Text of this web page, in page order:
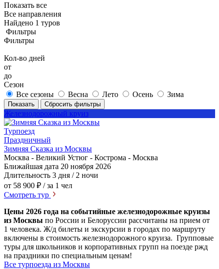
Показать все
Все направления
Найдено 1 туров
Фильтры
Фильтры
Кол-во дней
от
до
Сезон
Все сезоны
Весна Лето Осень Зима
Показать Сбросить фильтры
Железнодорожный круиз
Турпоезд
Праздничный
Зимняя Сказка из Москвы
Москва - Великий Устюг - Кострома - Москва
Ближайшая дата 20 ноября 2026
Длительность 3 дня / 2 ночи
от 58 900 ₽ / за 1 чел
Смотреть тур
Цены 2026 года на событийные железнодорожные круизы
из Москвы по России и Белоруссии рассчитаны на прием от
1 человека. Ж/д билеты и экскурсии в городах по маршруту
включены в стоимость железнодорожного круиза. Групповые
туры для школьников и корпоративных групп на поезде ржд
на праздники по специальным ценам!
Все турпоезда из Москвы